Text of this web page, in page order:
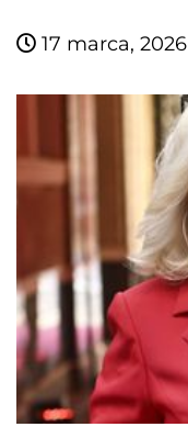
17 marca, 2026